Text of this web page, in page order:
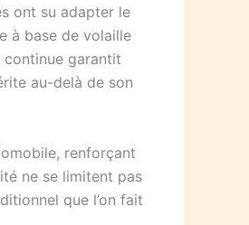
ont su adapter le
à base de volaille
garantit
au-delà de son
renforçant
ne se limitent pas
que l’on fait